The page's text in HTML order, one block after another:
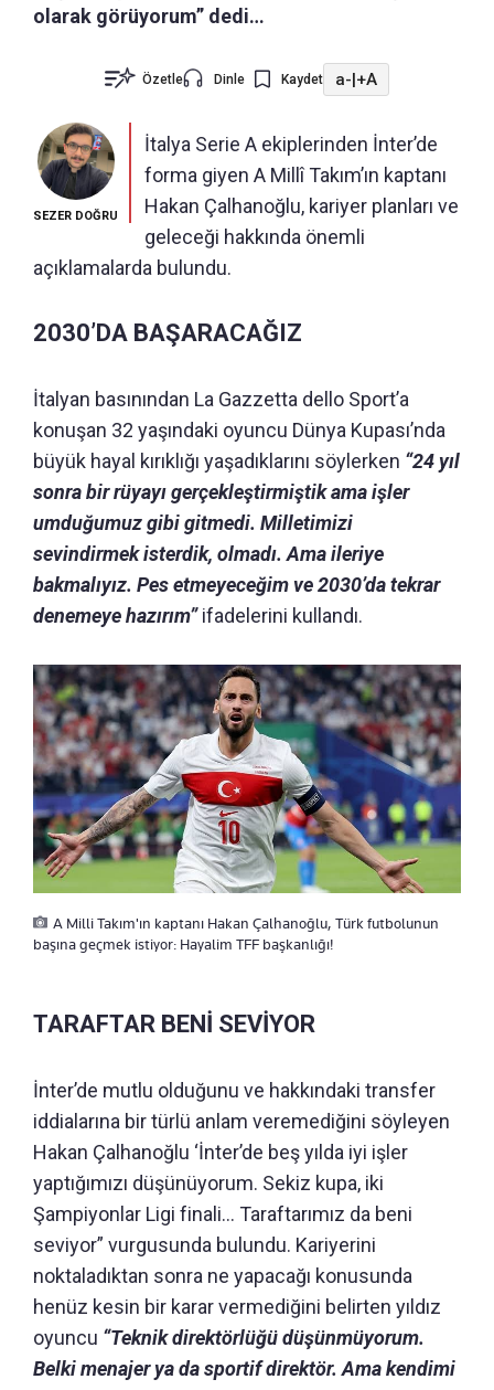
olarak görüyorum” dedi…
Özetle Dinle Kaydet a-|+A
SEZER DOĞRU
İtalya Serie A ekiplerinden İnter’de
forma giyen A Millî Takım’ın kaptanı
Hakan Çalhanoğlu, kariyer planları ve
geleceği hakkında önemli
açıklamalarda bulundu.
2030’DA BAŞARACAĞIZ
İtalyan basınından La Gazzetta dello Sport’a
konuşan 32 yaşındaki oyuncu Dünya Kupası’nda
büyük hayal kırıklığı yaşadıklarını söylerken “24 yıl
sonra bir rüyayı gerçekleştirmiştik ama işler
umduğumuz gibi gitmedi. Milletimizi
sevindirmek isterdik, olmadı. Ama ileriye
bakmalıyız. Pes etmeyeceğim ve 2030’da tekrar
denemeye hazırım”ifadelerini kullandı.
A Milli Takım'ın kaptanı Hakan Çalhanoğlu, Türk futbolunun
başına geçmek istiyor: Hayalim TFF başkanlığı!
TARAFTAR BENİ SEVİYOR
İnter’de mutlu olduğunu ve hakkındaki transfer
iddialarına bir türlü anlam veremediğini söyleyen
Hakan Çalhanoğlu ‘İnter’de beş yılda iyi işler
yaptığımızı düşünüyorum. Sekiz kupa, iki
Şampiyonlar Ligi finali… Taraftarımız da beni
seviyor” vurgusunda bulundu. Kariyerini
noktaladıktan sonra ne yapacağı konusunda
henüz kesin bir karar vermediğini belirten yıldız
oyuncu “Teknik direktörlüğü düşünmüyorum.
Belki menajer ya da sportif direktör. Ama kendimi